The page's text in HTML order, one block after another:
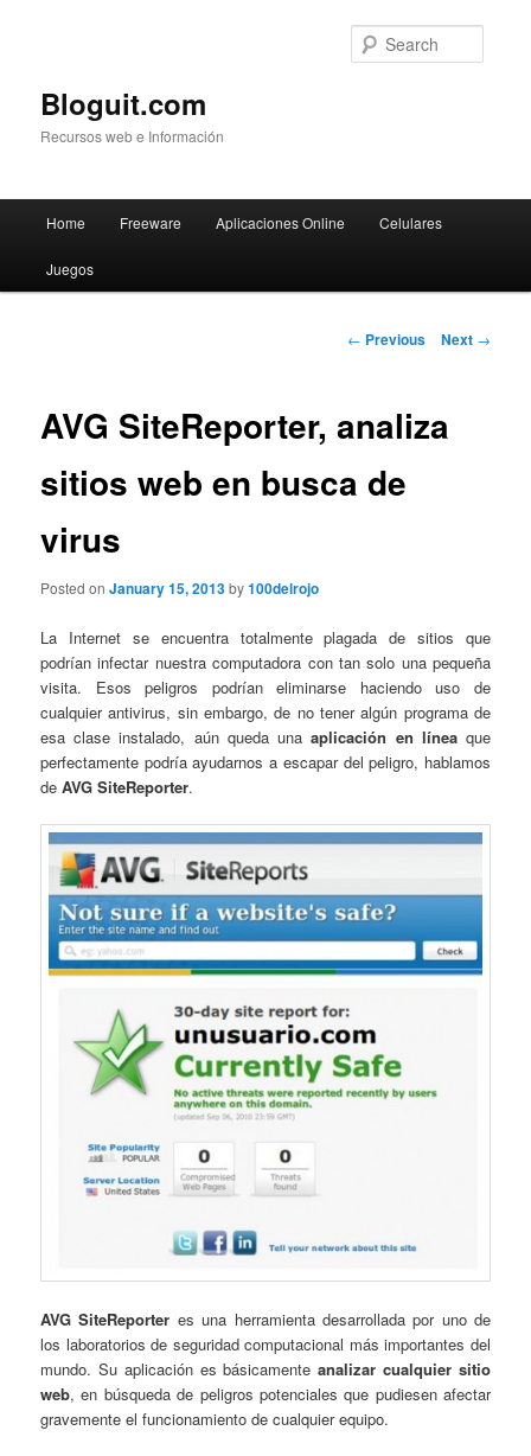
Bloguit.com
Recursos web e Información
Skip
to
Home Freeware Aplicaciones Online Celulares
Juegos
Post
← Previous Next →
AVG SiteReporter, analiza
sitios web en busca de
virus
Posted onJanuary 15, 2013by100delrojo
La Internet se encuentra totalmente plagada de sitios que
podrían infectar nuestra computadora con tan solo una pequeña
visita. Esos peligros podrían eliminarse haciendo uso de
cualquier antivirus, sin embargo, de no tener algún programa de
esa clase instalado, aún queda unaaplicación en líneaque
perfectamente podría ayudarnos a escapar del peligro, hablamos
deAVG SiteReporter.
AVG SiteReporter es una herramienta desarrollada por uno de
los laboratorios de seguridad computacional más importantes del
mundo. Su aplicación es básicamenteanalizar cualquier sitio
web, en búsqueda de peligros potenciales que pudiesen afectar
gravemente el funcionamiento de cualquier equipo.